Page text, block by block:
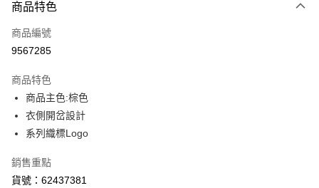
信用卡一次付款
LINE Pay
街口支付
悠遊付
貨到付款
商品特色
商品編號
9567285
商品特色
商品主色:棕色
衣側開岔設計
系列織標Logo
銷售重點
貨號：62437381